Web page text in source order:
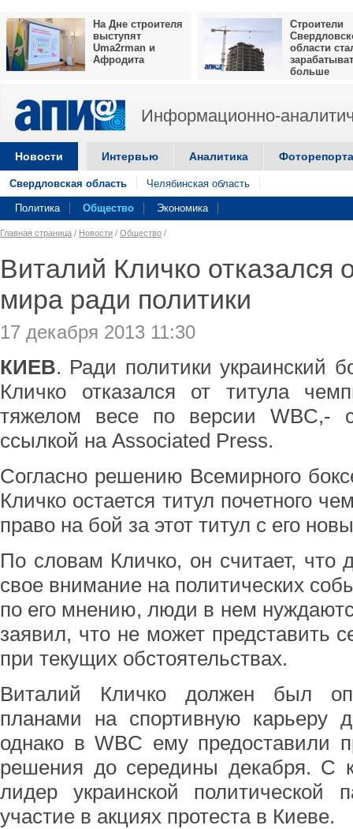
На Дне строителя
выступят
Uma2rman и
Афродита
Строители
области
больше
Информационно-
Новости Интервью Аналитика
Свердловская область Челябинская область
Политика Общество Экономика
Главная страница / Новости / Общество /
Виталий Кличко отказался
мира ради политики
17 декабря 2013 11:30
КИЕВ. Ради политики украинский
Кличко отказался от титула
тяжелом весе по версии WBC,-
ссылкой на Associated Press.
Согласно решению Всемирного
Кличко остается титул почетного
право на бой за этот титул с его
По словам Кличко, он считает, что
свое внимание на политических
по его мнению, люди в нем
заявил, что не может представить
при текущих обстоятельствах.
Виталий Кличко должен был
планами на спортивную карьеру
однако в WBC ему предоставили
решения до середины декабря. С
лидер украинской политической
участие в акциях протеста в Киеве.